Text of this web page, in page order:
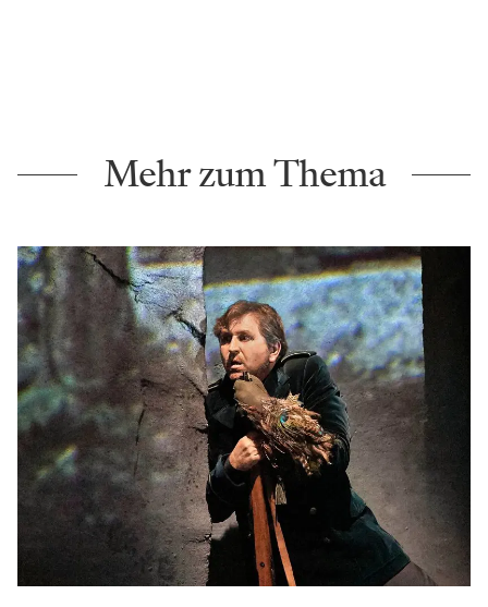
Mehr zum Thema